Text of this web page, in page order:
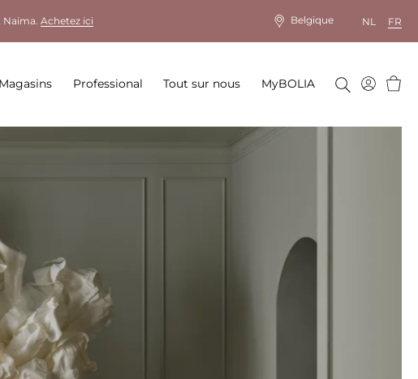
Naima. Achetez ici Belgique NL FR
Magasins Professional Tout sur nous MyBOLIA